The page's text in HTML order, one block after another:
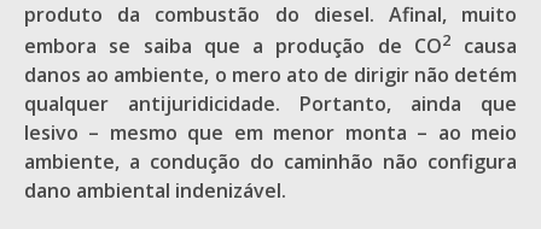
produto da combustão do diesel. Afinal, muito
embora se saiba que a produção de CO2
causa
danos ao ambiente, o mero ato de dirigir não detém
qualquer antijuridicidade. Portanto, ainda que
lesivo – mesmo que em menor monta – ao meio
ambiente, a condução do caminhão não configura
dano ambiental indenizável.